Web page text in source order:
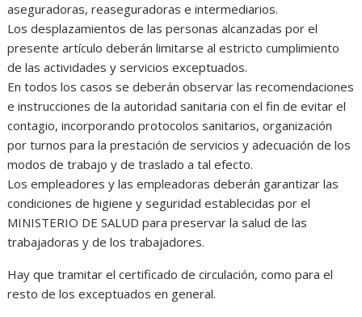
aseguradoras, reaseguradoras e intermediarios.
Los desplazamientos de las personas alcanzadas por el
presente artículo deberán limitarse al estricto cumplimiento
de las actividades y servicios exceptuados.
En todos los casos se deberán observar las recomendaciones
e instrucciones de la autoridad sanitaria con el fin de evitar el
contagio, incorporando protocolos sanitarios, organización
por turnos para la prestación de servicios y adecuación de los
modos de trabajo y de traslado a tal efecto.
Los empleadores y las empleadoras deberán garantizar las
condiciones de higiene y seguridad establecidas por el
MINISTERIO DE SALUD para preservar la salud de las
trabajadoras y de los trabajadores.
Hay que tramitar el certificado de circulación, como para el
resto de los exceptuados en general.